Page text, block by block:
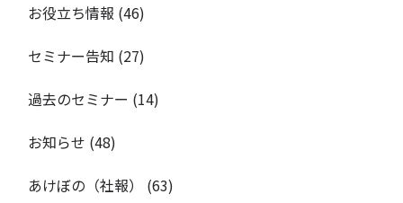
お役立ち情報 (46)
セミナー告知 (27)
過去のセミナー (14)
お知らせ (48)
あけぼの（社報）
(63)